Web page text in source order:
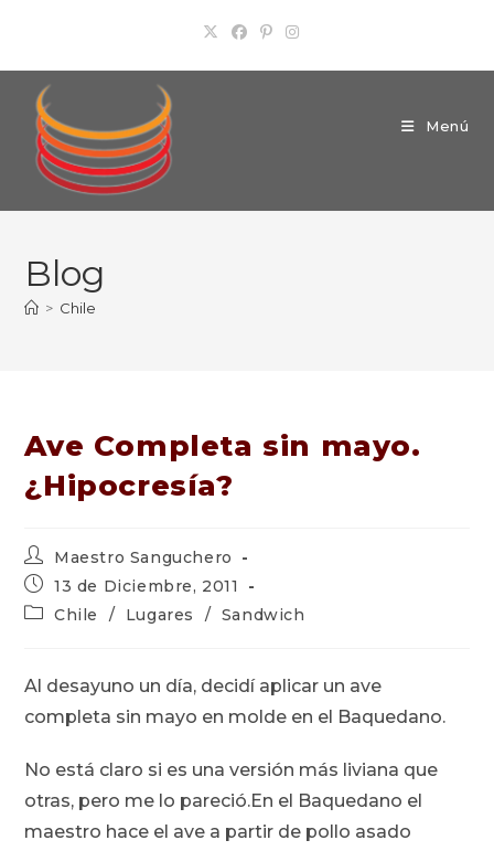
contenido
Menú
Blog
> Chile
Ave Completa sin mayo.
¿Hipocresía?
Autor
de
la
entrada:
Maestro Sanguchero
Publicación
de
la
13 de Diciembre, 2011
Categoría
entrada:
Chile / Lugares / Sandwich
Al desayuno un día, decidí aplicar un ave
completa sin mayo en molde en el Baquedano.
No está claro si es una versión más liviana que
otras, pero me lo pareció.En el Baquedano el
maestro hace el ave a partir de pollo asado